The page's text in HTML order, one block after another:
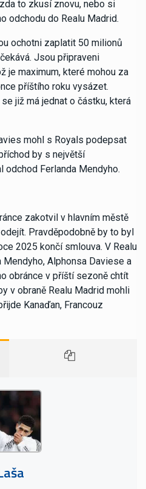
to zkusí znovu, nebo si
odchodu do Realu Madrid.
ochotni zaplatit 50 milionů
Jsou připraveni
je maximum, které mohou za
příštího roku vysázet.
již má jednat o částku, která
mohl s Royals podepsat
by s největší
odchod Ferlanda Mendyho.
zakotvil v hlavním městě
Pravděpodobně by to byl
2025 končí smlouva. V Realu
Mendyho, Alphonsa Daviese a
obránce v příští sezoně chtít
v obraně Realu Madrid mohli
Kanaďan, Francouz